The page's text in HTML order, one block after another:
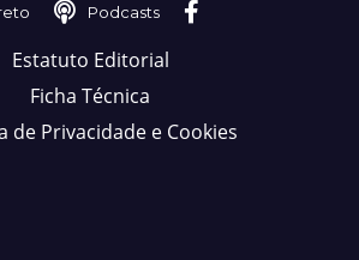
Podcasts
Estatuto Editorial
Ficha Técnica
de Privacidade e Cookies